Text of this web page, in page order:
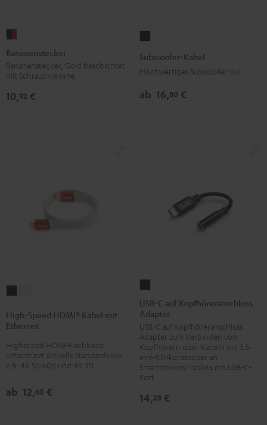
Schwarz
/
Rot
Bananenstecker
Bananenstecker, Gold beschichtet
mit Schraubklemme
10,92 €
Subwoofer-Kabel
Hochwertiges Subwoofer-Kabel
ab 16,80 €
HDMI®
mit
Ethernet
HDMI®
mit
Ethernet
High-Speed HDMI® Kabel mit
Ethernet
Highspeed HDMI-Flachkabel
unterstützt aktuelle Standards wie
z.B. 4K 50/60p und 4K 3D
ab 12,60 €
C
auf
Kopfhöreranschluss
Adapter
Schwarz
USB-C auf Kopfhöreranschluss
Adapter
USB-C auf Kopfhöreranschluss
Adapter zum Verbinden von
Kopfhörern oder Kabeln mit 3,5-
mm-Klinkenstecker an
Smartphones/Tablets mit USB-C-
Port
14,28 €